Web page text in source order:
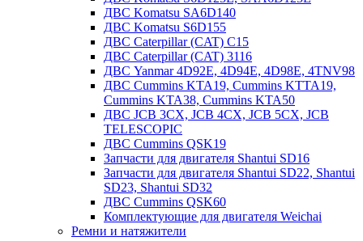
ДВС Komatsu SA6D140
ДВС Komatsu S6D155
ДВС Caterpillar (CAT) C15
ДВС Caterpillar (CAT) 3116
ДВС Yanmar 4D92E, 4D94E, 4D98E, 4TNV98
ДВС Cummins KTA19, Cummins KTTA19,
Cummins KTA38, Cummins KTA50
ДВС JCB 3CX, JCB 4CX, JCB 5CX, JCB
TELESCOPIC
ДВС Cummins QSK19
Запчасти для двигателя Shantui SD16
Запчасти для двигателя Shantui SD22, Shantui
SD23, Shantui SD32
ДВС Cummins QSK60
Комплектующие для двигателя Weichai
Ремни и натяжители